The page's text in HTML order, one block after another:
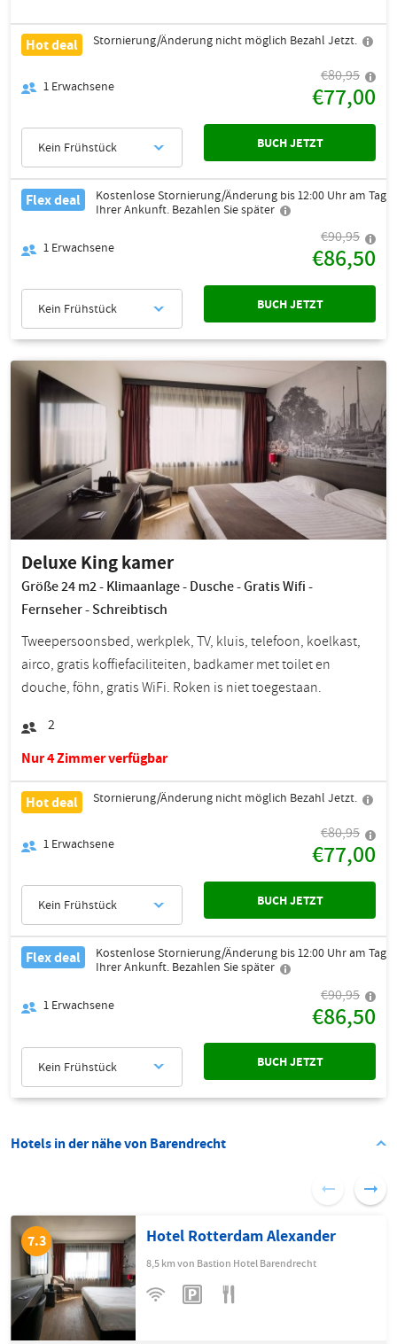
Hot deal Stornierung/Änderung nicht möglich Bezahl Jetzt.
1 Erwachsene
€80,95
€77,00
Kein Frühstück BUCH JETZT
Flex deal
Kostenlose Stornierung/Änderung bis 12:00 Uhr am Tag
Ihrer Ankunft. Bezahlen Sie später
1 Erwachsene
€90,95
€86,50
Kein Frühstück BUCH JETZT
Deluxe King kamer
Größe 24 m2 - Klimaanlage - Dusche - Gratis Wifi -
Fernseher - Schreibtisch
Tweepersoonsbed, werkplek, TV, kluis, telefoon, koelkast,
airco, gratis koffiefaciliteiten, badkamer met toilet en
douche, föhn, gratis WiFi. Roken is niet toegestaan.
2
Nur 4 Zimmer verfügbar
Hot deal Stornierung/Änderung nicht möglich Bezahl Jetzt.
1 Erwachsene
€80,95
€77,00
Kein Frühstück BUCH JETZT
Flex deal
Kostenlose Stornierung/Änderung bis 12:00 Uhr am Tag
Ihrer Ankunft. Bezahlen Sie später
1 Erwachsene
€90,95
€86,50
Kein Frühstück BUCH JETZT
Hotels in der nähe von Barendrecht
7.3 Hotel Rotterdam Alexander
8,5 km von Bastion Hotel Barendrecht